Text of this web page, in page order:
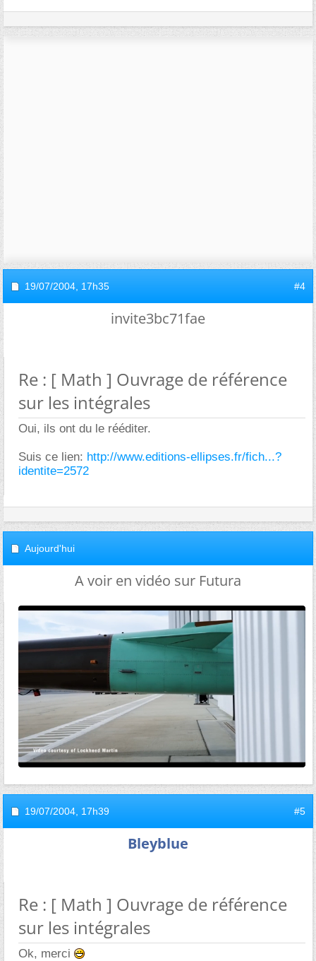
19/07/2004, 17h35 #4
invite3bc71fae
Re : [ Math ] Ouvrage de référence
sur les intégrales
Oui, ils ont du le rééditer.
Suis ce lien: http://www.editions-ellipses.fr/fich...?
identite=2572
Aujourd'hui
A voir en vidéo sur Futura
19/07/2004, 17h39 #5
Bleyblue
Re : [ Math ] Ouvrage de référence
sur les intégrales
Ok, merci